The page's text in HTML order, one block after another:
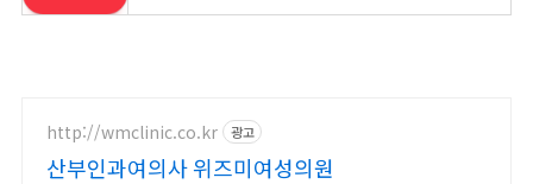
http://wmclinic.co.kr 광고
산부인과여의사 위즈미여성의원